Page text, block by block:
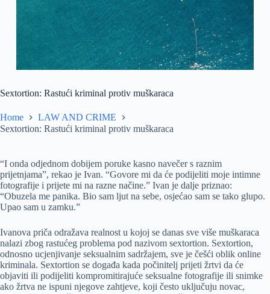
Sextortion: Rastući kriminal protiv muškaraca
Home
LAW AND CRIME
Sextortion: Rastući kriminal protiv muškaraca
“I onda odjednom dobijem poruke kasno navečer s raznim
prijetnjama”, rekao je Ivan. “Govore mi da će podijeliti moje intimne
fotografije i prijete mi na razne načine.” Ivan je dalje priznao:
“Obuzela me panika. Bio sam ljut na sebe, osjećao sam se tako glupo.
Upao sam u zamku.”
Ivanova priča odražava realnost u kojoj se danas sve više muškaraca
nalazi zbog rastućeg problema pod nazivom sextortion. Sextortion,
odnosno ucjenjivanje seksualnim sadržajem, sve je češći oblik online
kriminala. Sextortion se događa kada počinitelj prijeti žrtvi da će
objaviti ili podijeliti kompromitirajuće seksualne fotografije ili snimke
ako žrtva ne ispuni njegove zahtjeve, koji često uključuju novac,